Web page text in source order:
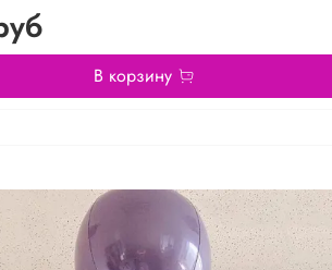
В корзину